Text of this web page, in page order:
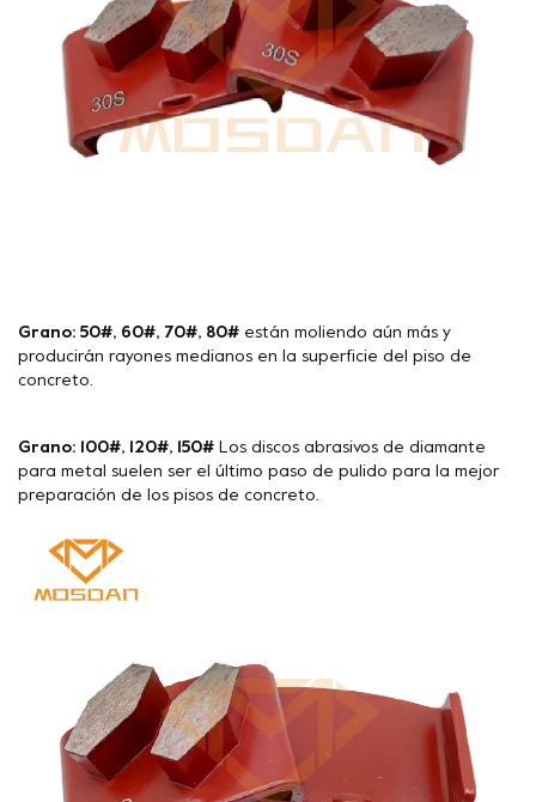
Grano: 50#, 60#, 70#, 80# están moliendo aún más y
producirán rayones medianos en la superficie del piso de
concreto.
Grano: 100#, 120#, 150#
Los discos abrasivos de diamante
para metal suelen ser el último paso de pulido para la mejor
preparación de los pisos de concreto.